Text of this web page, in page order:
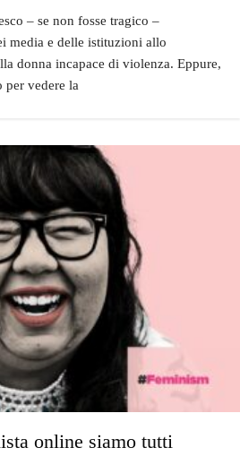
– se non fosse tragico –
media e delle istituzioni allo
donna incapace di violenza. Eppure,
per vedere la
online siamo tutti